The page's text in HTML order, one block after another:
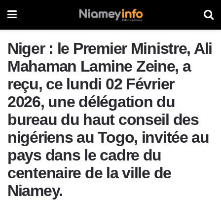
Niger : le Premier Ministre, Ali
Mahaman Lamine Zeine, a
reçu, ce lundi 02 Février
2026, une délégation du
bureau du haut conseil des
nigériens au Togo, invitée au
pays dans le cadre du
centenaire de la ville de
Niamey.